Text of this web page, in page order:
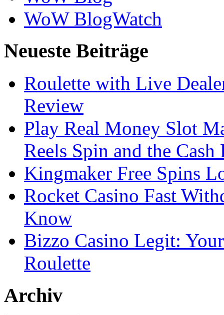
WoW BlogWatch
Neueste Beiträge
Roulette with Live
Review
Play Real Money Slot
Reels Spin and the Cash
Kingmaker Free Spins
Rocket Casino Fast
Know
Bizzo Casino Legit:
Roulette
Archiv